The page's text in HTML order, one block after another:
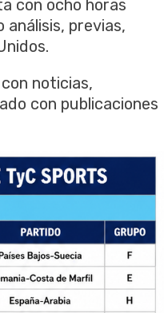
con ocho horas
análisis, previas,
noticias,
con publicaciones